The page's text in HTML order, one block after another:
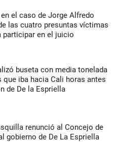
el caso de Jorge Alfredo
las cuatro presuntas víctimas
participar en el juicio
buseta con media tonelada
que iba hacia Cali horas antes
de De la Espriella
renunció al Concejo de
gobierno de De La Espriella